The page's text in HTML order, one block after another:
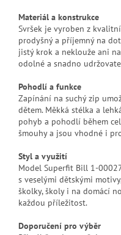
Materiál a konstrukce
Svršek je vyroben z
prodyšný a příjemný na
jistý krok a neklouže ani
odolné a snadno
Pohodlí a funkce
Zapínání na suchý zip
dětem. Měkká stélka a
pohyb a pohodlí během
šmouhy a jsou vhodné i
Styl a využití
Model Superfit Bill 1-
s veselými dětskými
školky, školy i na domácí
každou příležitost.
Doporučení pro výběr